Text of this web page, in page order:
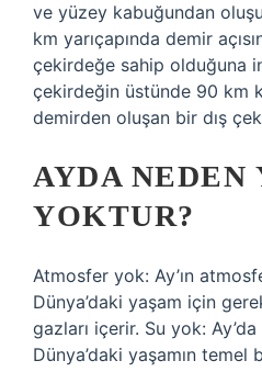
ve yüzey kabuğundan
km yarıçapında demir
çekirdeğe sahip olduğuna
çekirdeğin üstünde 90 km
demirden oluşan bir dış
AYDA NEDEN
YOKTUR?
Atmosfer yok: Ay’ın
Dünya’daki yaşam için
gazları içerir. Su yok: Ay’da
Dünya’daki yaşamın